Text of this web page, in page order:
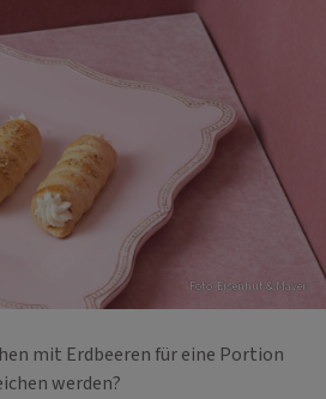
Foto: Eisenhut & Mayer
mit Erdbeeren für eine Portion
werden?